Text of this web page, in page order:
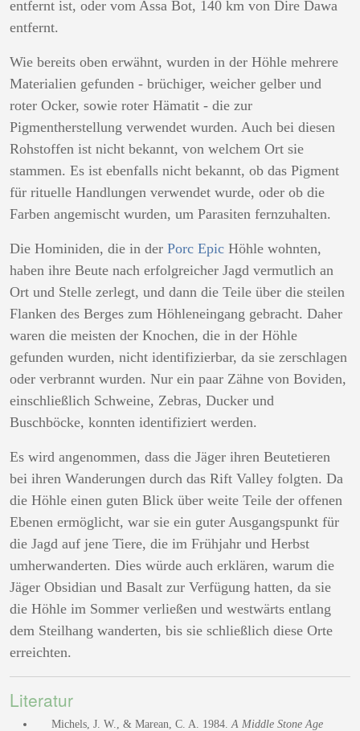
entfernt ist, oder vom Assa Bot, 140 km von Dire Dawa
entfernt.
Wie bereits oben erwähnt, wurden in der Höhle mehrere
Materialien gefunden - brüchiger, weicher gelber und
roter Ocker, sowie roter Hämatit - die zur
Pigmentherstellung verwendet wurden. Auch bei diesen
Rohstoffen ist nicht bekannt, von welchem Ort sie
stammen. Es ist ebenfalls nicht bekannt, ob das Pigment
für rituelle Handlungen verwendet wurde, oder ob die
Farben angemischt wurden, um Parasiten fernzuhalten.
Die Hominiden, die in der Porc Epic Höhle wohnten,
haben ihre Beute nach erfolgreicher Jagd vermutlich an
Ort und Stelle zerlegt, und dann die Teile über die steilen
Flanken des Berges zum Höhleneingang gebracht. Daher
waren die meisten der Knochen, die in der Höhle
gefunden wurden, nicht identifizierbar, da sie zerschlagen
oder verbrannt wurden. Nur ein paar Zähne von Boviden,
einschließlich Schweine, Zebras, Ducker und
Buschböcke, konnten identifiziert werden.
Es wird angenommen, dass die Jäger ihren Beutetieren
bei ihren Wanderungen durch das Rift Valley folgten. Da
die Höhle einen guten Blick über weite Teile der offenen
Ebenen ermöglicht, war sie ein guter Ausgangspunkt für
die Jagd auf jene Tiere, die im Frühjahr und Herbst
umherwanderten. Dies würde auch erklären, warum die
Jäger Obsidian und Basalt zur Verfügung hatten, da sie
die Höhle im Sommer verließen und westwärts entlang
dem Steilhang wanderten, bis sie schließlich diese Orte
erreichten.
Literatur
Michels, J. W., & Marean, C. A. 1984.A Middle Stone Age